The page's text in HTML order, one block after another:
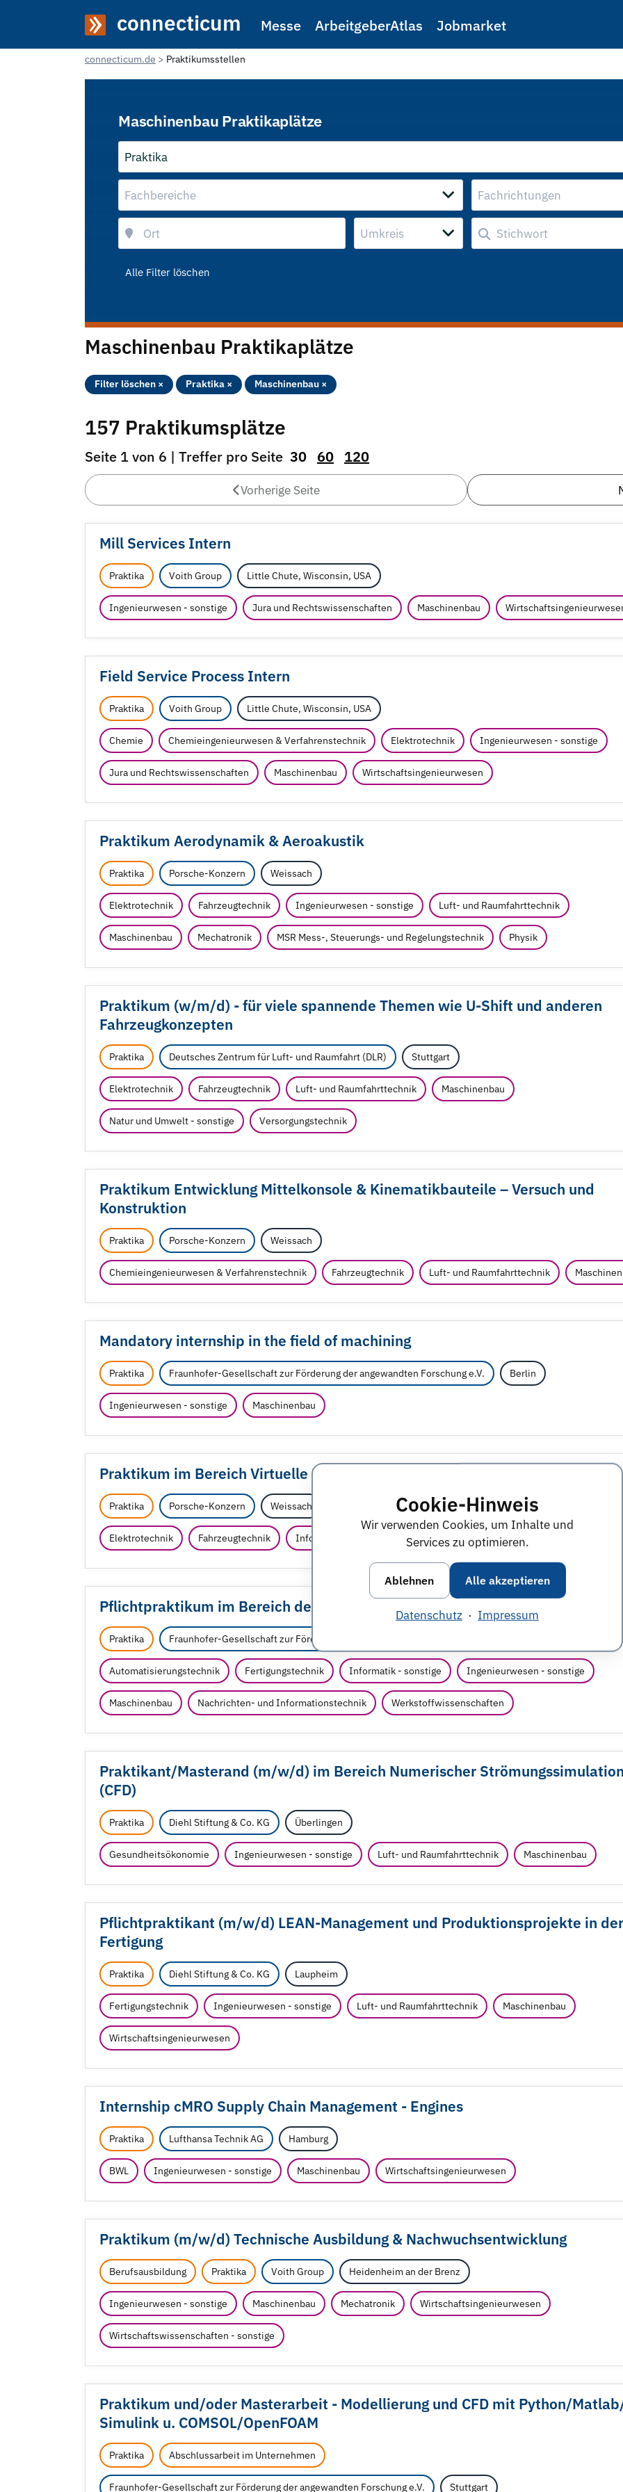
Cookie-Hinweis
Wir verwenden Cookies, um Inhalte und
Services zu optimieren.
Ablehnen Alle akzeptieren
Datenschutz · Impressum
connecticum Messe ArbeitgeberAtlas Jobmarket
connecticum.de Praktikumsstellen
Maschinenbau Praktikaplätze
Praktika
Fachbereiche Fachrichtungen
Umkreis
Alle Filter löschen
Maschinenbau Praktikaplätze
Filter löschen × Praktika × Maschinenbau ×
157 Praktikumsplätze
Seite 1 von 6 | Treffer pro Seite 30 60 120
Vorherige Seite
Mill Services Intern
Praktika Voith Group Little Chute, Wisconsin, USA
Ingenieurwesen - sonstige Jura und Rechtswissenschaften Maschinenbau
Field Service Process Intern
Praktika Voith Group Little Chute, Wisconsin, USA
Chemie Chemieingenieurwesen & Verfahrenstechnik Elektrotechnik Ingenieurwesen - sonstige
Jura und Rechtswissenschaften Maschinenbau Wirtschaftsingenieurwesen
Praktikum Aerodynamik & Aeroakustik
Praktika Porsche-Konzern Weissach
Elektrotechnik Fahrzeugtechnik Ingenieurwesen - sonstige Luft- und Raumfahrttechnik
Maschinenbau Mechatronik MSR Mess-, Steuerungs- und Regelungstechnik Physik
Praktikum (w/m/d) - für viele spannende Themen wie U-Shift und anderen
Fahrzeugkonzepten
Praktika Deutsches Zentrum für Luft- und Raumfahrt (DLR) Stuttgart
Elektrotechnik Fahrzeugtechnik Luft- und Raumfahrttechnik Maschinenbau
Natur und Umwelt - sonstige Versorgungstechnik
Praktikum Entwicklung Mittelkonsole & Kinematikbauteile – Versuch und
Konstruktion
Praktika Porsche-Konzern Weissach
Chemieingenieurwesen & Verfahrenstechnik Fahrzeugtechnik Luft- und Raumfahrttechnik
Mandatory internship in the field of machining
Praktika Fraunhofer-Gesellschaft zur Förderung der angewandten Forschung e.V. Berlin
Ingenieurwesen - sonstige Maschinenbau
Praktikum im Bereich Virtuelle Produktentwicklung – Digitaler Prototyp
Praktika Porsche-Konzern Weissach
Elektrotechnik Fahrzeugtechnik Informatik - sonstige Luft- und Raumfahrttechnik
Pflichtpraktikum im Bereich der Zerspanung
Praktika Fraunhofer-Gesellschaft zur Förderung der angewandten Forschung e.V.
Automatisierungstechnik Fertigungstechnik Informatik - sonstige Ingenieurwesen - sonstige
Maschinenbau Nachrichten- und Informationstechnik Werkstoffwissenschaften
Praktikant/Masterand (m/w/d) im Bereich Numerischer
(CFD)
Praktika Diehl Stiftung & Co. KG Überlingen
Gesundheitsökonomie Ingenieurwesen - sonstige Luft- und Raumfahrttechnik Maschinenbau
Pflichtpraktikant (m/w/d) LEAN-Management und Produktionsprojekte in der
Fertigung
Praktika Diehl Stiftung & Co. KG Laupheim
Fertigungstechnik Ingenieurwesen - sonstige Luft- und Raumfahrttechnik Maschinenbau
Wirtschaftsingenieurwesen
Internship cMRO Supply Chain Management - Engines
Praktika Lufthansa Technik AG Hamburg
BWL Ingenieurwesen - sonstige Maschinenbau Wirtschaftsingenieurwesen
Praktikum (m/w/d) Technische Ausbildung & Nachwuchsentwicklung
Berufsausbildung Praktika Voith Group Heidenheim an der Brenz
Ingenieurwesen - sonstige Maschinenbau Mechatronik Wirtschaftsingenieurwesen
Wirtschaftswissenschaften - sonstige
Praktikum und/oder Masterarbeit - Modellierung und CFD mit Python/
Simulink u. COMSOL/OpenFOAM
Praktika Abschlussarbeit im Unternehmen
Fraunhofer-Gesellschaft zur Förderung der angewandten Forschung e.V. Stuttgart